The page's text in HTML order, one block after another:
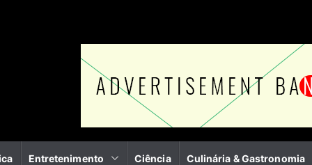
Entretenimento Ciência Culinária & Gastronomia